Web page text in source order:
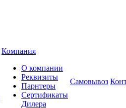
Компания
О компании
Реквизиты
Парнтеры
Сертификаты
Дилера
Самовывоз